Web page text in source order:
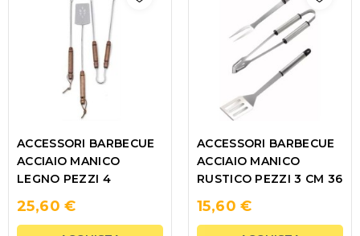
ACCESSORI BARBECUE
ACCIAIO MANICO
LEGNO PEZZI 4
25,60 €
ACCESSORI BARBECUE
ACCIAIO MANICO
RUSTICO PEZZI 3 CM 36
15,60 €